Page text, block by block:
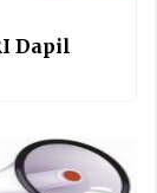
Dapil